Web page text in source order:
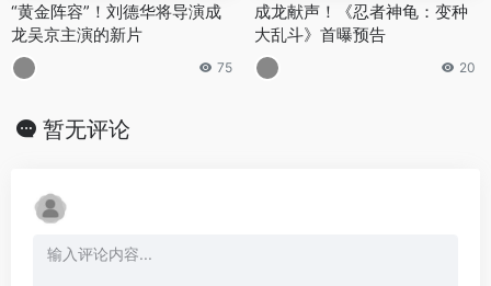
“黄金阵容”！刘德华将导演成
龙吴京主演的新片
75
成龙献声！《忍者神龟：变种
大乱斗》首曝预告
20
暂无评论